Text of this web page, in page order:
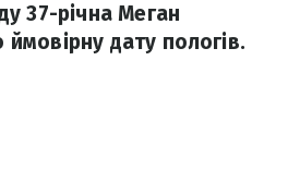
37-річна Меган
дату пологів.